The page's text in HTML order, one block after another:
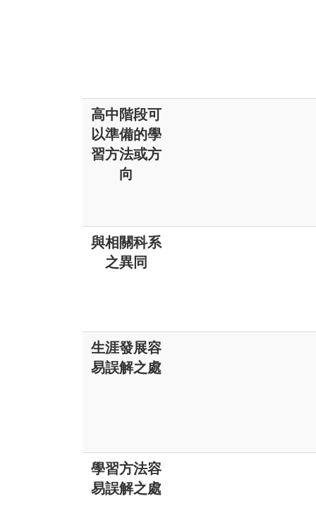
高中階段可
以準備的學
習方法或方
向
與相關科系
之異同
生涯發展容
易誤解之處
學習方法容
易誤解之處